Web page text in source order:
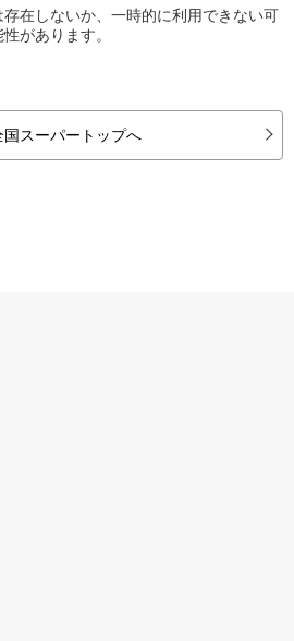
在しないか、一時的に利用できない可
性があります。
国スーパートップへ